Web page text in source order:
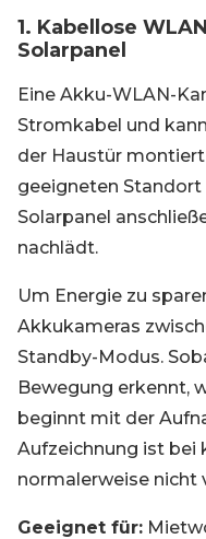
1. Kabellose
Solarpanel
Eine Akku-WLAN-
Stromkabel und
der Haustür
geeigneten Standort
Solarpanel
nachlädt.
Um Energie zu
Akkukameras
Standby-Modus.
Bewegung erkennt,
beginnt mit der
Aufzeichnung ist bei
normalerweise nicht
Geeignet für: